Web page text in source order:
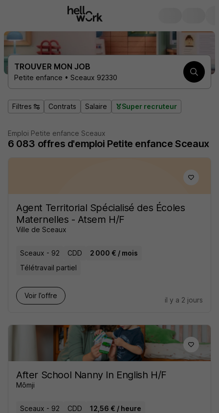
TROUVER MON JOB
Petite enfance • Sceaux 92330
Filtres Contrats Salaire Super recruteur
Emploi Petite enfance Sceaux
6 083 offres d'emploi Petite enfance Sceaux
Agent Territorial Spécialisé des Écoles
Maternelles - Atsem H/F
Ville de Sceaux
Sceaux - 92 CDD
2 000 € / mois
Télétravail partiel
Voir l’offre
il y a 2 jours
After School Nanny In English H/F
Mômji
Sceaux - 92 CDD 12,56 € / heure